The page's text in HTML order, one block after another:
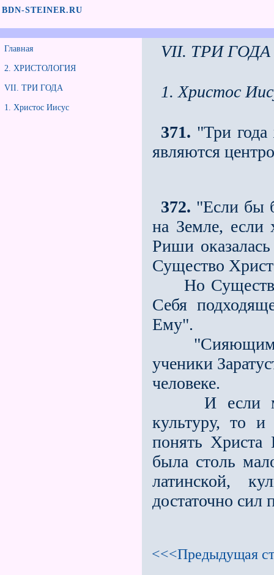
BDN-STEINER.RU
Главная
2. ХРИСТОЛОГИЯ
VII. ТРИ ГОДА
1. Христос Иисус
VII. ТРИ ГОДА
1. Христос
371. "Три года
являются
372. "Если бы
на Земле, если
Риши
Существо
Но Существо
Себя
Ему".
"Сияющим
ученики
человеке.
И если мы
культуру, то
понять Христа
была столь
латинской,
достаточно сил
<<<Предыдущая